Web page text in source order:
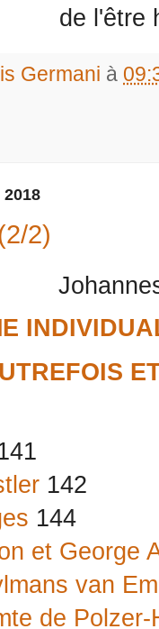
de l'être
Germani à
2)
142
144
et George
van
de Polzer-